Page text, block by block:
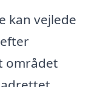
kan vejlede
området